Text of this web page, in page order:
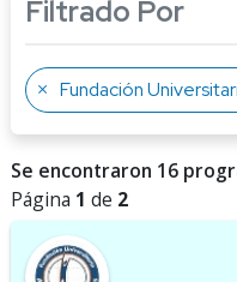
Filtrado Por
Fundación Universitaria
Se encontraron 16
Página 1 de 2